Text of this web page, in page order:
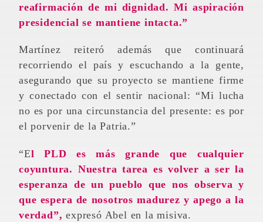
reafirmación de mi dignidad. Mi aspiración
presidencial se mantiene intacta.”
Martínez reiteró además que continuará
recorriendo el país y escuchando a la gente,
asegurando que su proyecto se mantiene firme
y conectado con el sentir nacional: “Mi lucha
no es por una circunstancia del presente: es por
el porvenir de la Patria.”
“El PLD es más grande que cualquier
coyuntura. Nuestra tarea es volver a ser la
esperanza de un pueblo que nos observa y
que espera de nosotros madurez y apego a la
verdad”, expresó Abel en la misiva.